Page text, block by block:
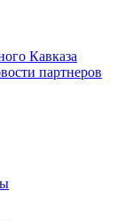
Кавказа
партнеров